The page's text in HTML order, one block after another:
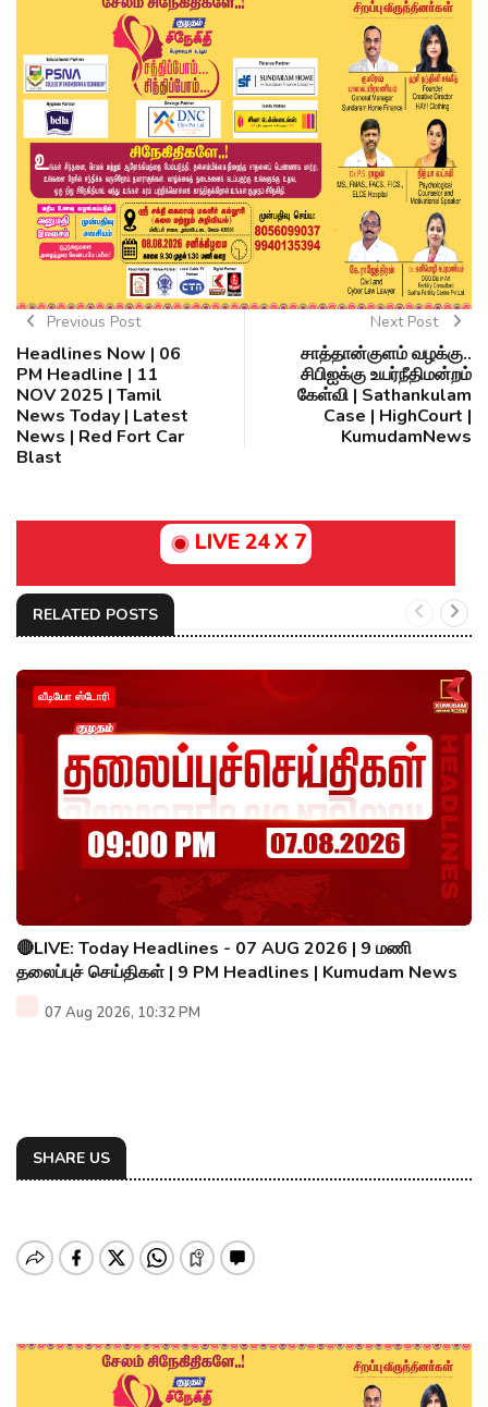
Previous Post
Headlines Now | 06
PM Headline | 11
NOV 2025 | Tamil
News Today | Latest
News | Red Fort Car
Blast
Next Post
சாத்தான்குளம் வழக்கு..
சிபிஐக்கு உயர்நீதிமன்றம்
கேள்வி | Sathankulam
Case | HighCourt |
KumudamNews
LIVE 24 X 7
RELATED POSTS
வீடியோ ஸ்டோரி
🔴LIVE: Today Headlines - 07 AUG 2026 | 9 மணி
தலைப்புச் செய்திகள் | 9 PM Headlines | Kumudam News
07 Aug 2026, 10:32 PM
SHARE US